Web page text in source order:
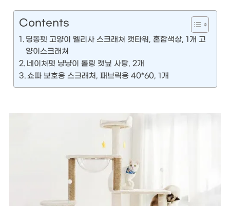
Contents
딩동펫 고양이 멜리사 스크래쳐 캣타워, 혼합색상, 1개 고
양이스크래쳐
네이처펫 냥냥이 롤링 캣닢 사탕, 2개
쇼파 보호용 스크래처, 패브릭용 40*60, 1개